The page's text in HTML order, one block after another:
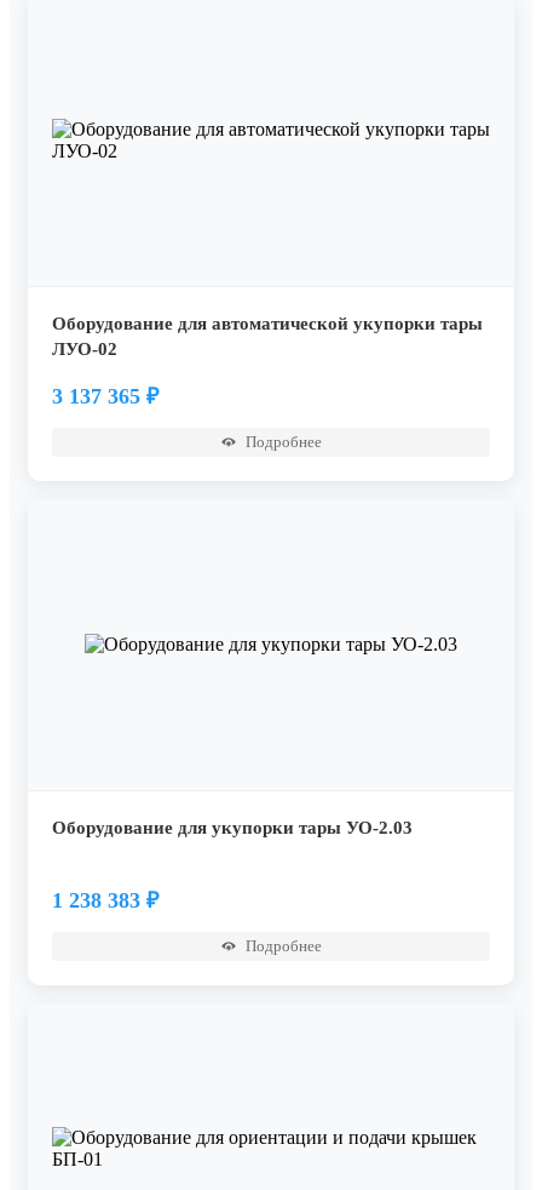
Оборудование для автоматической укупорки тары
ЛУО-02
3 137 365 ₽
Подробнее
Оборудование для укупорки тары УО-2.03
1 238 383 ₽
Подробнее